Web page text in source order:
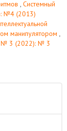
, Системный
№4 (2013)
манипулятором ,
№ 3 (2022): № 3